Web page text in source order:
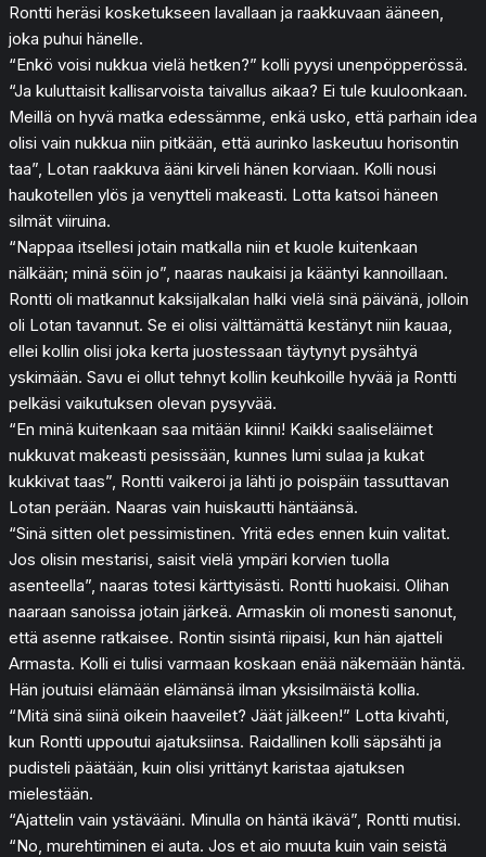
Rontti heräsi kosketukseen lavallaan ja raakkuvaan ääneen,
joka puhui hänelle.
“Enkö voisi nukkua vielä hetken?” kolli pyysi unenpöpperössä.
“Ja kuluttaisit kallisarvoista taivallus aikaa? Ei tule kuuloonkaan.
Meillä on hyvä matka edessämme, enkä usko, että parhain idea
olisi vain nukkua niin pitkään, että aurinko laskeutuu horisontin
taa”, Lotan raakkuva ääni kirveli hänen korviaan. Kolli nousi
haukotellen ylös ja venytteli makeasti. Lotta katsoi häneen
silmät viiruina.
“Nappaa itsellesi jotain matkalla niin et kuole kuitenkaan
nälkään; minä söin jo”, naaras naukaisi ja kääntyi kannoillaan.
Rontti oli matkannut kaksijalkalan halki vielä sinä päivänä, jolloin
oli Lotan tavannut. Se ei olisi välttämättä kestänyt niin kauaa,
ellei kollin olisi joka kerta juostessaan täytynyt pysähtyä
yskimään. Savu ei ollut tehnyt kollin keuhkoille hyvää ja Rontti
pelkäsi vaikutuksen olevan pysyvää.
“En minä kuitenkaan saa mitään kiinni! Kaikki saaliseläimet
nukkuvat makeasti pesissään, kunnes lumi sulaa ja kukat
kukkivat taas”, Rontti vaikeroi ja lähti jo poispäin tassuttavan
Lotan perään. Naaras vain huiskautti häntäänsä.
“Sinä sitten olet pessimistinen. Yritä edes ennen kuin valitat.
Jos olisin mestarisi, saisit vielä ympäri korvien tuolla
asenteella”, naaras totesi kärttyisästi. Rontti huokaisi. Olihan
naaraan sanoissa jotain järkeä. Armaskin oli monesti sanonut,
että asenne ratkaisee. Rontin sisintä riipaisi, kun hän ajatteli
Armasta. Kolli ei tulisi varmaan koskaan enää näkemään häntä.
Hän joutuisi elämään elämänsä ilman yksisilmäistä kollia.
“Mitä sinä siinä oikein haaveilet? Jäät jälkeen!” Lotta kivahti,
kun Rontti uppoutui ajatuksiinsa. Raidallinen kolli säpsähti ja
pudisteli päätään, kuin olisi yrittänyt karistaa ajatuksen
mielestään.
“Ajattelin vain ystävääni. Minulla on häntä ikävä”, Rontti mutisi.
“No, murehtiminen ei auta. Jos et aio muuta kuin vain seistä